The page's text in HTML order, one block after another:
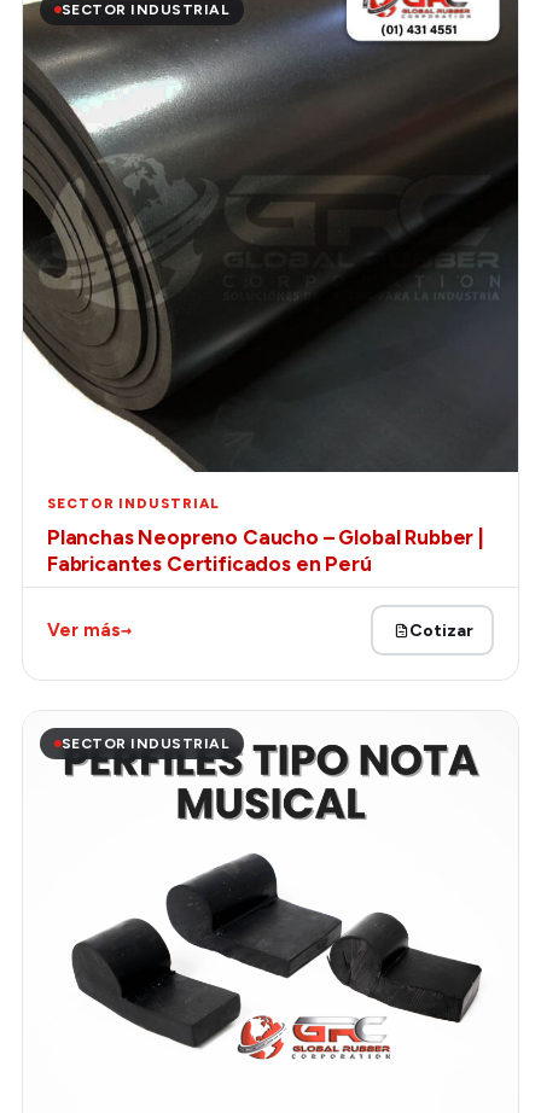
SECTOR INDUSTRIAL
SECTOR INDUSTRIAL
Planchas Neopreno Caucho – Global Rubber |
Fabricantes Certificados en Perú
Ver más→ Cotizar
SECTOR INDUSTRIAL